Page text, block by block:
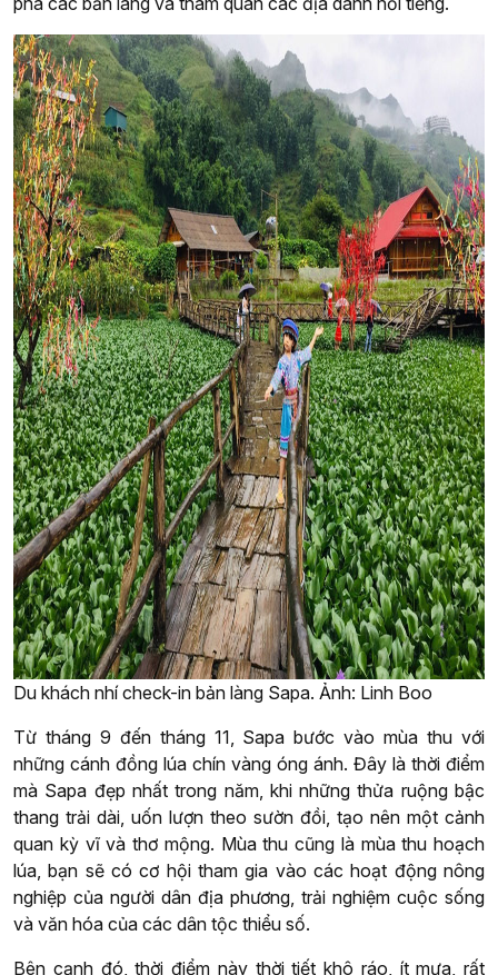
Du khách nhí check-in bản làng Sapa. Ảnh: Linh Boo
Từ tháng 9 đến tháng 11, Sapa bước vào mùa thu với
những cánh đồng lúa chín vàng óng ánh. Đây là thời điểm
mà Sapa đẹp nhất trong năm, khi những thửa ruộng bậc
thang trải dài, uốn lượn theo sườn đồi, tạo nên một cảnh
quan kỳ vĩ và thơ mộng. Mùa thu cũng là mùa thu hoạch
lúa, bạn sẽ có cơ hội tham gia vào các hoạt động nông
nghiệp của người dân địa phương, trải nghiệm cuộc sống
và văn hóa của các dân tộc thiểu số.
Bên cạnh đó, thời điểm này thời tiết khô ráo, ít mưa, rất